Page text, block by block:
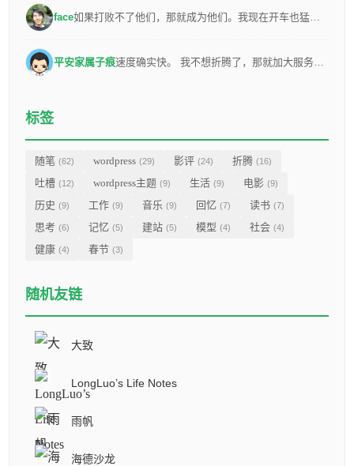
face
平安家属子痕
标签
随笔 (62) wordpress (29) 影评 (24) 折腾 (16)
吐槽 (12) wordpress主题 (9) 生活 (9) 电影 (9)
历史 (9) 工作 (9) 音乐 (9) 回忆 (7) 读书 (7)
思考 (6) 记忆 (5) 建站 (5) 模型 (4) 社会 (4)
健康 (4) 春节 (3)
随机友链
大致
LongLuo’s Life Notes
雨帆
海德沙龙